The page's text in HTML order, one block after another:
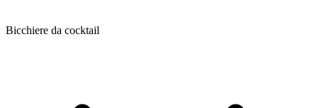
Bicchiere da cocktail